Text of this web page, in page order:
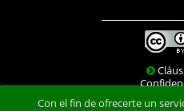
Con el fin de ofrecerte un